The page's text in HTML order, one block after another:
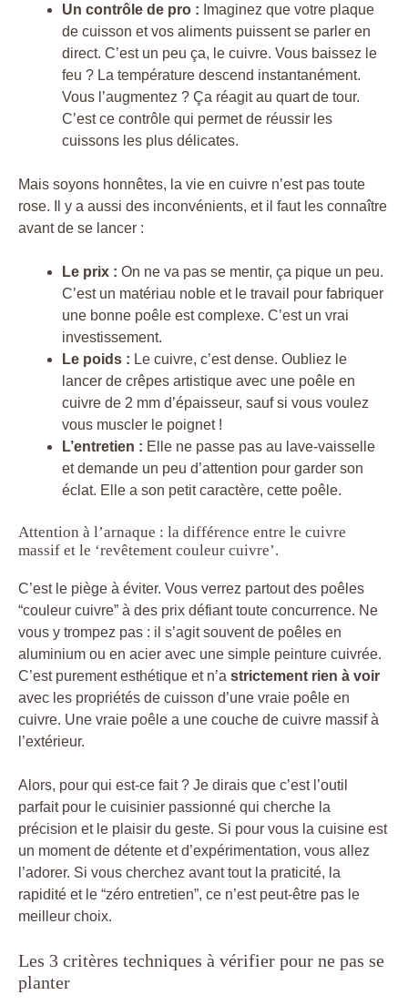
Un contrôle de pro : Imaginez que votre plaque
de cuisson et vos aliments puissent se parler en
direct. C’est un peu ça, le cuivre. Vous baissez le
feu ? La température descend instantanément.
Vous l’augmentez ? Ça réagit au quart de tour.
C’est ce contrôle qui permet de réussir les
cuissons les plus délicates.
Mais soyons honnêtes, la vie en cuivre n’est pas toute
rose. Il y a aussi des inconvénients, et il faut les connaître
avant de se lancer :
Le prix : On ne va pas se mentir, ça pique un peu.
C’est un matériau noble et le travail pour fabriquer
une bonne poêle est complexe. C’est un vrai
investissement.
Le poids : Le cuivre, c’est dense. Oubliez le
lancer de crêpes artistique avec une poêle en
cuivre de 2 mm d’épaisseur, sauf si vous voulez
vous muscler le poignet !
L’entretien : Elle ne passe pas au lave-vaisselle
et demande un peu d’attention pour garder son
éclat. Elle a son petit caractère, cette poêle.
Attention à l’arnaque : la différence entre le cuivre
massif et le ‘revêtement couleur cuivre’.
C’est le piège à éviter. Vous verrez partout des poêles
“couleur cuivre” à des prix défiant toute concurrence. Ne
vous y trompez pas : il s’agit souvent de poêles en
aluminium ou en acier avec une simple peinture cuivrée.
C’est purement esthétique et n’a strictement rien à voir
avec les propriétés de cuisson d’une vraie poêle en
cuivre. Une vraie poêle a une couche de cuivre massif à
l’extérieur.
Alors, pour qui est-ce fait ? Je dirais que c’est l’outil
parfait pour le cuisinier passionné qui cherche la
précision et le plaisir du geste. Si pour vous la cuisine est
un moment de détente et d’expérimentation, vous allez
l’adorer. Si vous cherchez avant tout la praticité, la
rapidité et le “zéro entretien”, ce n’est peut-être pas le
meilleur choix.
Les 3 critères techniques à vérifier pour ne pas se
planter